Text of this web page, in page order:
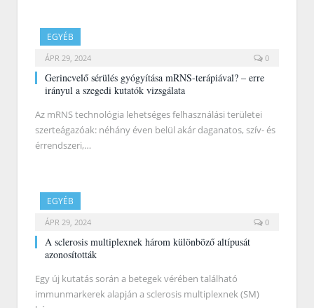
EGYÉB
ÁPR 29, 2024 0
Gerincvelő sérülés gyógyítása mRNS-terápiával? – erre
irányul a szegedi kutatók vizsgálata
Az mRNS technológia lehetséges felhasználási területei
szerteágazóak: néhány éven belül akár daganatos, szív- és
érrendszeri,…
EGYÉB
ÁPR 29, 2024 0
A sclerosis multiplexnek három különböző altípusát
azonosították
Egy új kutatás során a betegek vérében található
immunmarkerek alapján a sclerosis multiplexnek (SM)